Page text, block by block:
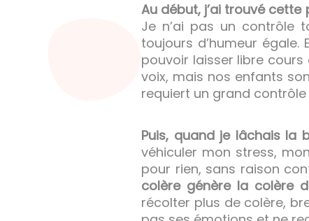
Au début, j’ai trouvé
Je n’ai pas un contrôle
toujours d’humeur
pouvoir laisser libre
voix, mais nos enfants
requiert un grand
Puis, quand je lâchais la
véhiculer mon stress,
pour rien, sans raison
colère génère la colère
récolter plus de colère,